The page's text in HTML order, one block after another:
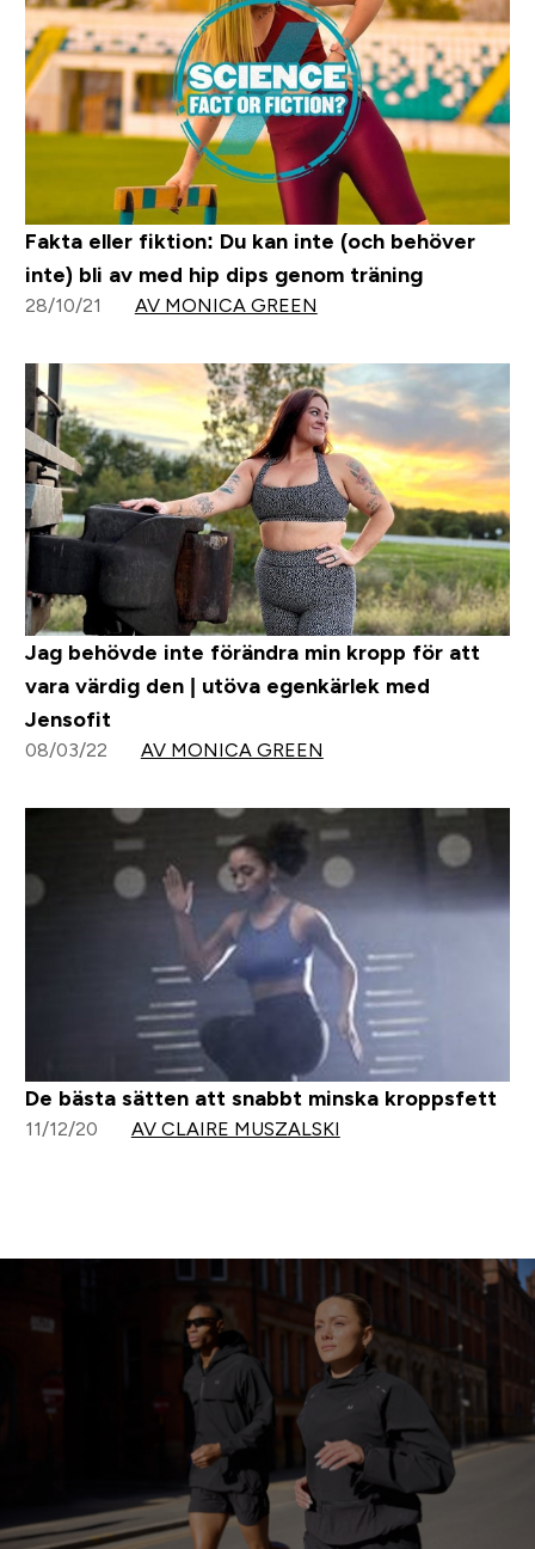
Fakta eller fiktion: Du kan inte (och behöver
inte) bli av med hip dips genom träning
28/10/21 AV MONICA GREEN
Jag behövde inte förändra min kropp för att
vara värdig den | utöva egenkärlek med
Jensofit
08/03/22 AV MONICA GREEN
De bästa sätten att snabbt minska kroppsfett
11/12/20 AV CLAIRE MUSZALSKI